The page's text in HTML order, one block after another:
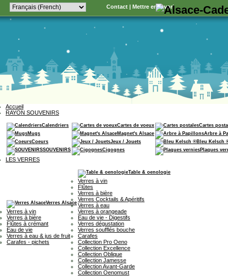
Contact |Mettre en favori
Accueil
RAYON SOUVENIRS
Calendriers
Mugs
Coeurs
SOUVENIRS
Cartes de voeux
Magnet's Alsace
Jeux / Jouets
Cigognes
Cartes
Arbre à
Bleu Kelsch
Plaques
LES VERRES
Verres Alsace
Verres à vin
Verres à bière
Flûtes à crémant
Eau de vie
Verres à eau & jus de fruit
Carafes - pichets
Table & oenologie
Verres à vin
Flûtes
Verres à bière
Verres Cocktails & Apéritifs
Verres à eau
Verres à orangeade
Eau de vie - Digestifs
Verres dégustation
Verres soufflés bouche
Carafes
Collection Pro Oeno
Collection Excellence
Collection Oblique
Collection Jamesse
Collection Avant-Garde
Collection Oenomust